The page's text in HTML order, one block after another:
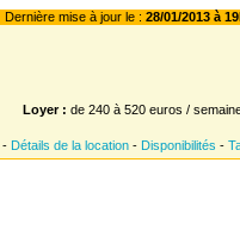
Dernière mise à jour le : 28/01/2013 à
Loyer : de 240 à 520 euros /
- Détails de la location - Disponibilités -